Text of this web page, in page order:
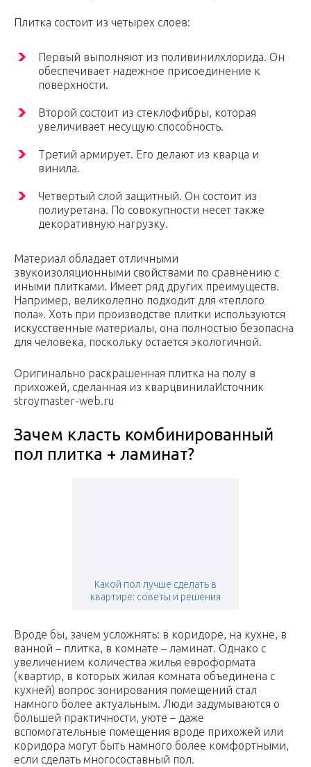
Плитка состоит из четырех слоев:
Первый выполняют из поливинилхлорида. Он
обеспечивает надежное присоединение к
поверхности.
Второй состоит из стеклофибры, которая
увеличивает несущую способность.
Третий армирует. Его делают из кварца и
винила.
Четвертый слой защитный. Он состоит из
полиуретана. По совокупности несет также
декоративную нагрузку.
Материал обладает отличными
звукоизоляционными свойствами по сравнению с
иными плитками. Имеет ряд других преимуществ.
Например, великолепно подходит для «теплого
пола». Хоть при производстве плитки используются
искусственные материалы, она полностью безопасна
для человека, поскольку остается экологичной.
Оригинально раскрашенная плитка на полу в
прихожей, сделанная из кварцвинилаИсточник
stroymaster-web.ru
Зачем класть комбинированный
пол плитка + ламинат?
Какой пол лучше сделать в
квартире: советы и решения
Вроде бы, зачем усложнять: в коридоре, на кухне, в
ванной – плитка, в комнате – ламинат. Однако с
увеличением количества жилья евроформата
(квартир, в которых жилая комната объединена с
кухней) вопрос зонирования помещений стал
намного более актуальным. Люди задумываются о
большей практичности, уюте – даже
вспомогательные помещения вроде прихожей или
коридора могут быть намного более комфортными,
если сделать многосоставный пол.